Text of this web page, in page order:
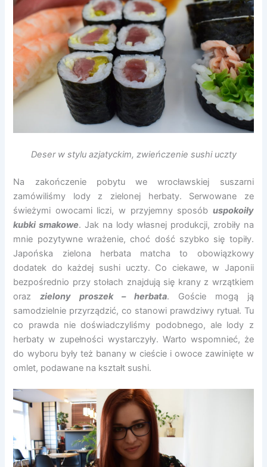
Deser w stylu azjatyckim, zwieńczenie sushi uczty
Na zakończenie pobytu we wrocławskiej suszarni
zamówiliśmy lody z zielonej herbaty. Serwowane ze
świeżymi owocami liczi, w przyjemny sposób uspokoiły
kubki smakowe. Jak na lody własnej produkcji, zrobiły na
mnie pozytywne wrażenie, choć dość szybko się topiły.
Japońska zielona herbata matcha to obowiązkowy
dodatek do każdej sushi uczty. Co ciekawe, w Japonii
bezpośrednio przy stołach znajdują się krany z wrzątkiem
orazzielony proszek – herbata. Goście mogą ją
samodzielnie przyrządzić, co stanowi prawdziwy rytuał. Tu
co prawda nie doświadczyliśmy podobnego, ale lody z
herbaty w zupełności wystarczyły. Warto wspomnieć, że
do wyboru były też banany w cieście i owoce zawinięte w
omlet, podawane na kształt sushi.